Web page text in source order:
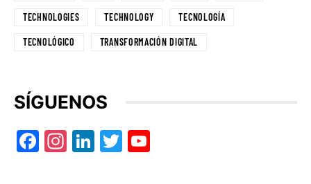
TECHNOLOGIES TECHNOLOGY TECNOLOGÍA
TECNOLÓGICO TRANSFORMACIÓN DIGITAL
SÍGUENOS
Facebook
Instagram
LinkedIn
Twitter